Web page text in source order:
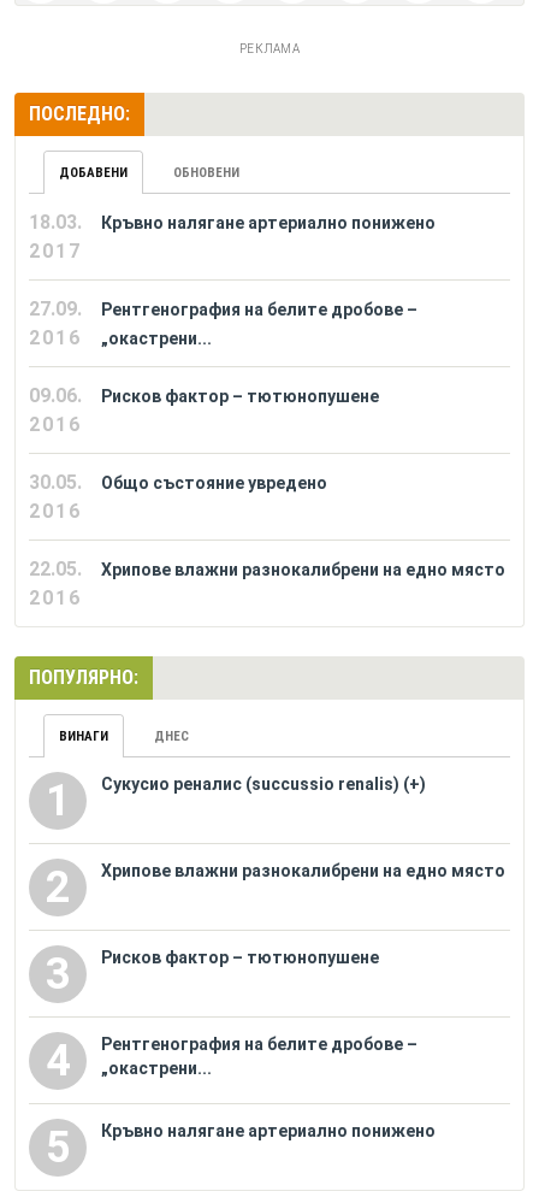
РЕКЛАМА
ПОСЛЕДНО:
ДОБАВЕНИ ОБНОВЕНИ
18.03.
2017
Кръвно налягане артериално понижено
27.09.
2016
Рентгенография на белите дробове –
„окастрени...
09.06.
2016
Рисков фактор – тютюнопушене
30.05.
2016
Общо състояние увредено
22.05.
2016
Хрипове влажни разнокалибрени на едно място
ПОПУЛЯРНО:
ВИНАГИ ДНЕС
1 Сукусио реналис (succussio renalis) (+)
2 Хрипове влажни разнокалибрени на едно място
3 Рисков фактор – тютюнопушене
4
Рентгенография на белите дробове –
„окастрени...
5 Кръвно налягане артериално понижено